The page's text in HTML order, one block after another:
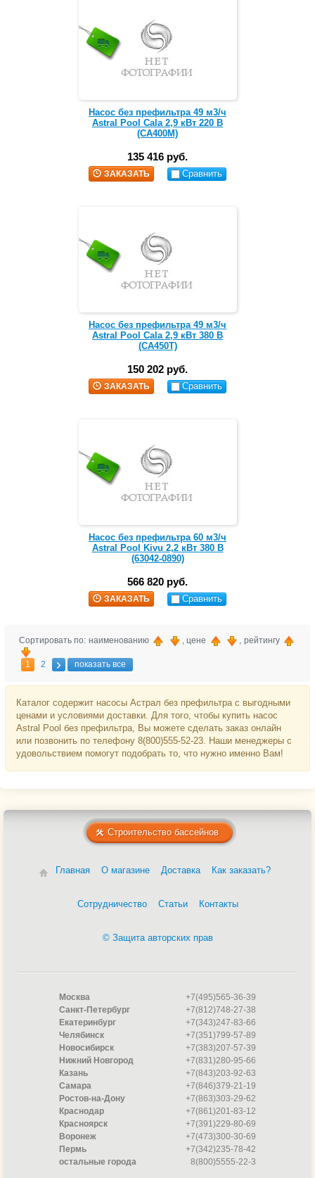
Насос без префильтра 49 м3/ч
Astral Pool Cala 2,9 кВт 220 В
(CA400M)
135 416 руб.
ЗАКАЗАТЬ Сравнить
Насос без префильтра 49 м3/ч
Astral Pool Cala 2,9 кВт 380 В
(CA450T)
150 202 руб.
ЗАКАЗАТЬ Сравнить
Насос без префильтра 60 м3/ч
Astral Pool Kivu 2,2 кВт 380 В
(63042-0890)
566 820 руб.
ЗАКАЗАТЬ Сравнить
Сортировать по: наименованию , цене , рейтингу
1 2 показать все
Каталог содержит насосы Астрал без префильтра с выгодными
ценами и условиями доставки. Для того, чтобы купить насос
Astral Pool без префильтра, Вы можете сделать заказ онлайн
или позвонить по телефону 8(800)555-52-23. Наши менеджеры с
удовольствием помогут подобрать то, что нужно именно Вам!
Строительство бассейнов
Главная О магазине Доставка Как заказать?
Сотрудничество Статьи Контакты
© Защита авторских прав
Москва
+7(495)565-36-39
Санкт-Петербург
+7(812)748-27-38
Екатеринбург
+7(343)247-83-66
Челябинск
+7(351)799-57-89
Новосибирск
+7(383)207-57-39
Нижний Новгород
+7(831)280-95-66
Казань
+7(843)203-92-63
Самара
+7(846)379-21-19
Ростов-на-Дону
+7(863)303-29-62
Краснодар
+7(861)201-83-12
Красноярск
+7(391)229-80-69
Воронеж
+7(473)300-30-69
Пермь
+7(342)235-78-42
остальные города
8(800)5555-22-3